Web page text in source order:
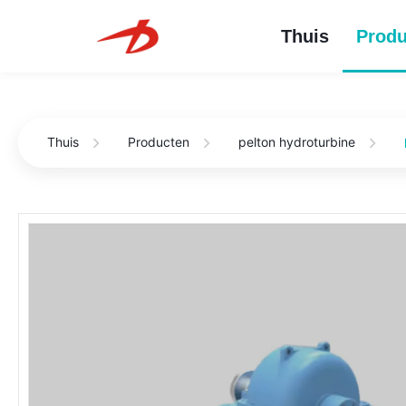
Thuis
Thuis Producten pelton hydroturbine